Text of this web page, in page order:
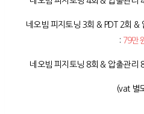
네오빔 피지토닝 3회 & PDT 2회 &
: 79만
네오빔 피지토닝 8회 & 압출관리
(vat 별